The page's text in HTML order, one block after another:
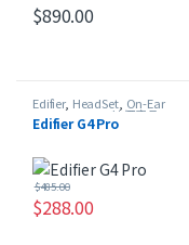
$890.00
此產品有多種款式。
Edifier, HeadSet, On-Ear
Headphones 特價產品
Edifier G4 Pro
$288.00
$485.00